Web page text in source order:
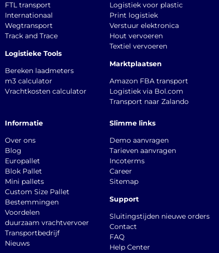
FTL transport
Internationaal
Wegtransport
Track and Trace
Logistieke Tools
Bereken laadmeters
m3 calculator
Vrachtkosten calculator
Logistiek voor plastic
Print logistiek
Verstuur elektronica
Hout vervoeren
Textiel vervoeren
Marktplaatsen
Amazon FBA transport
Logistiek via Bol.com
Transport naar Zalando
Informatie
Over ons
Blog
Europallet
Blok Pallet
Mini pallets
Custom Size Pallet
Bestemmingen
Voordelen
duurzaam vrachtvervoer
Transportbedrijf
Nieuws
Slimme links
Demo aanvragen
Tarieven aanvragen
Incoterms
Career
Sitemap
Support
Sluitingstijden nieuwe orders
Contact
FAQ
Help Center